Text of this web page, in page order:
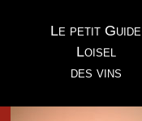
Le petit Guide
Loisel
des vins